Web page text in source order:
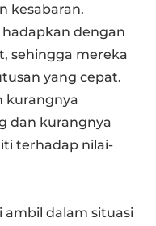
kesabaran.
dengan
sehingga mereka
yang cepat.
kurangnya
dan kurangnya
terhadap nilai-
ambil dalam situasi